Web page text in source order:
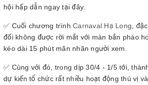
hội hấp dẫn ngay tại đây.
✅ Cuối chương trình Carnaval Hạ Long ,
đối không được rời mắt với màn bắn pháo
kéo dài 15 phút mãn nhãn người xem.
✅ Cùng với đó, trong dịp 30/4 - 1/5 tới,
dự kiến tổ chức rất nhiều hoạt động thú vị